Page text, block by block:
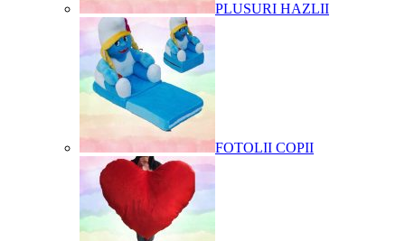
PLUSURI HAZLII
FOTOLII COPII